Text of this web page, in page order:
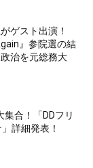
ゲスト出演！
』参院選の結
治を元総務大
集合！「DDフリ
詳細発表！